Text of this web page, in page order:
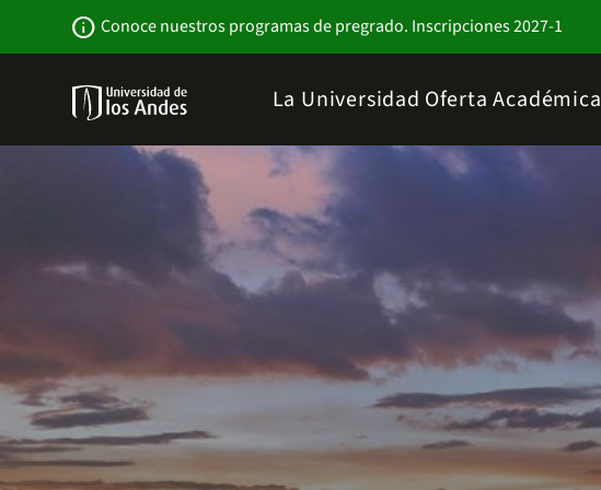
info Conoce nuestros programas de pregrado. Inscripciones 2027-1
Institucional
La Universidad Oferta Académica